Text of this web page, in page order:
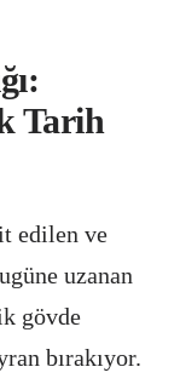
Tarih
edilen ve
uzanan
gövde
bırakıyor.